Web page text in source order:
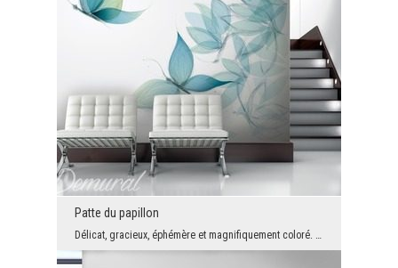
Patte du papillon